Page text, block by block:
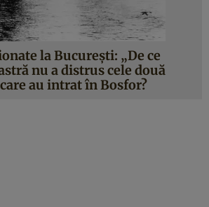
la București: „De ce
nu a distrus cele două
au intrat în Bosfor?